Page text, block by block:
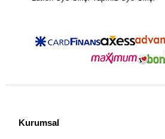
Kurumsal